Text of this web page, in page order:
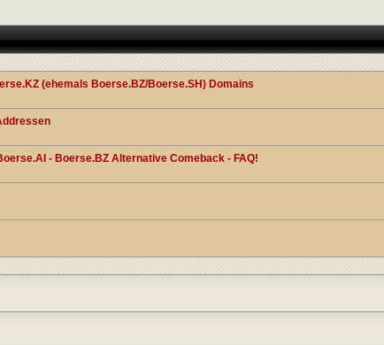
(ehemals Boerse.BZ/Boerse.SH) Domains
- Boerse.BZ Alternative Comeback - FAQ!